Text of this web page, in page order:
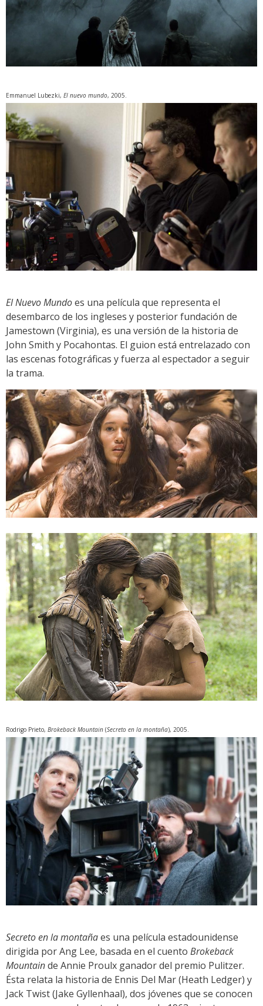
Emmanuel Lubezki, El nuevo mundo, 2005.
El Nuevo Mundoes una película que representa el
desembarco de los ingleses y posterior fundación de
Jamestown (Virginia), es una versión de la historia de
John Smith y Pocahontas. El guion está entrelazado con
las escenas fotográficas y fuerza al espectador a seguir
la trama.
Rodrigo Prieto, Brokeback Mountain (Secreto en la montaña), 2005.
Secreto en la montañaes una película estadounidense
dirigida por Ang Lee, basada en el cuento Brokeback
Mountainde Annie Proulx ganador del premio Pulitzer.
Ésta relata la historia de Ennis Del Mar (Heath Ledger) y
Jack Twist (Jake Gyllenhaal), dos jóvenes que se conocen